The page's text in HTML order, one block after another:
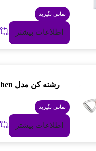
تماس بگیرید
اطلاعات بیشتر
رشته کن مدل Fresh Kitchen
تماس بگیرید
اطلاعات بیشتر